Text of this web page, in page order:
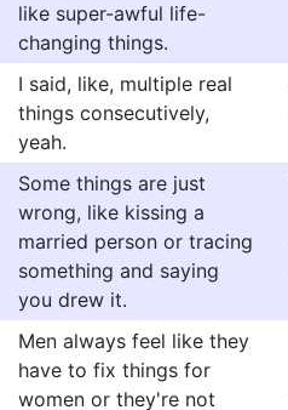
like super-awful life-
changing things.
I said, like, multiple real
things consecutively,
yeah.
Some things are just
wrong, like kissing a
married person or tracing
something and saying
you drew it.
Men always feel like they
have to fix things for
women or they're not